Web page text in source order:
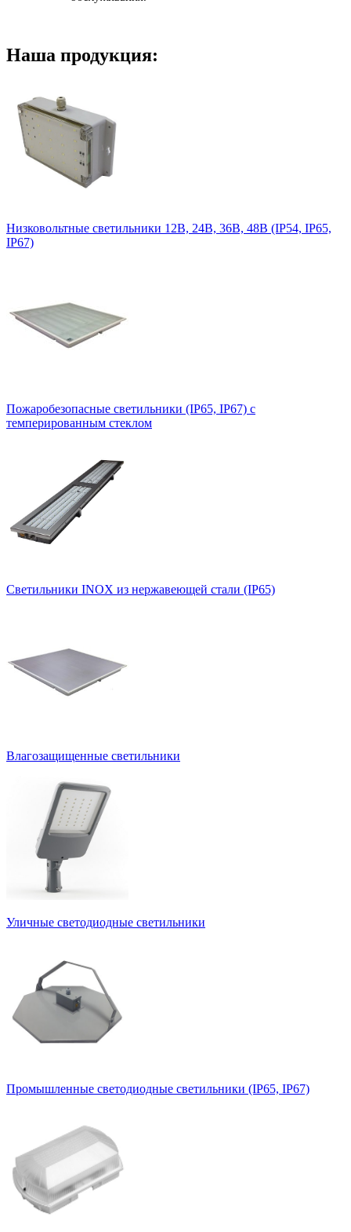
Наша продукция:
Низковольтные светильники 12В, 24В, 36В, 48В (IP54, IP65,
IP67)
Пожаробезопасные светильники (IP65, IP67) с
темперированным стеклом
Светильники INOX из нержавеющей стали (IP65)
Влагозащищенные светильники
Уличные светодиодные светильники
Промышленные светодиодные светильники (IP65, IP67)